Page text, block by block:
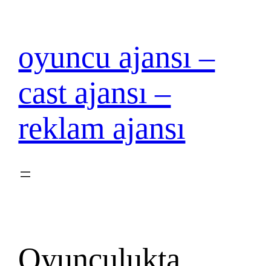
oyuncu ajansı –
cast ajansı –
reklam ajansı
Oyunculukta